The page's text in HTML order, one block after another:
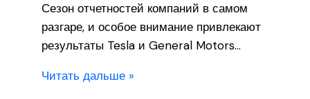
Сезон отчетностей компаний в самом
разгаре, и особое внимание привлекают
результаты Tesla и General Motors…
Читать дальше »